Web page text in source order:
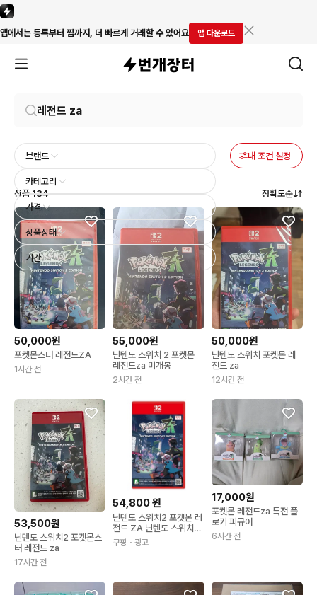
앱에서는 등록부터 찜까지, 더 빠르게 거래할 수 있어요 앱 다운로드
브랜드
카테고리
가격
상품상태
기간
내 조건 설정
상품 134 정확도순
50,000원
포켓몬스터 레전드ZA
1시간 전
55,000원
닌텐도 스위치 2 포켓몬
레전드za 미개봉
2시간 전
50,000원
닌텐도 스위치 포켓몬 레
전드 za
12시간 전
53,500원
닌텐도 스위치2 포켓몬스
터 레전드 za
17시간 전
54,800원
닌텐도 스위치2 포켓몬 레
전드 ZA 닌텐도 스위치2
에디션 NXS-P-ALZLB
(KOR)
쿠팡 ・광고
17,000원
포켓몬 레전드za 특전 플
로키 피규어
6시간 전